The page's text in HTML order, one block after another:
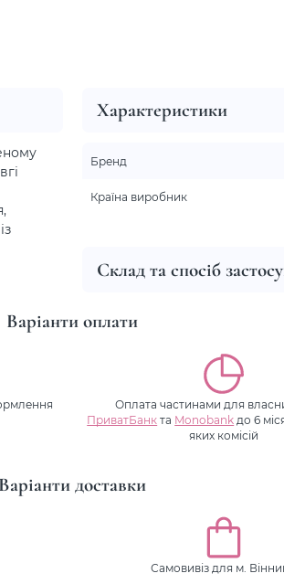
Склад та спосіб
Характеристики
Бренд
Країна виробник
Варіанти оплати
Оплата частинами для
ПриватБанк та Monobank до 6
яких комісій
Варіанти доставки
Самовивіз для м.